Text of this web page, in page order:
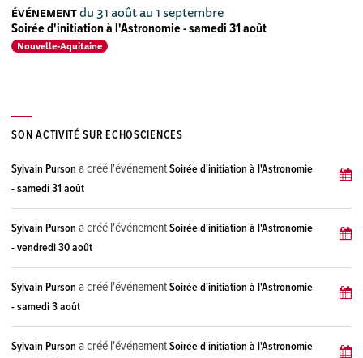
ÉVÉNEMENTdu 31 août au 1 septembre
Soirée d'initiation à l'Astronomie - samedi 31 août
Nouvelle-Aquitaine
SON ACTIVITÉ SUR ECHOSCIENCES
Sylvain Purson a créé l'événementSoirée d'initiation à l'Astronomie
- samedi 31 août
Sylvain Purson a créé l'événementSoirée d'initiation à l'Astronomie
- vendredi 30 août
Sylvain Purson a créé l'événementSoirée d'initiation à l'Astronomie
- samedi 3 août
Sylvain Purson a créé l'événementSoirée d'initiation à l'Astronomie